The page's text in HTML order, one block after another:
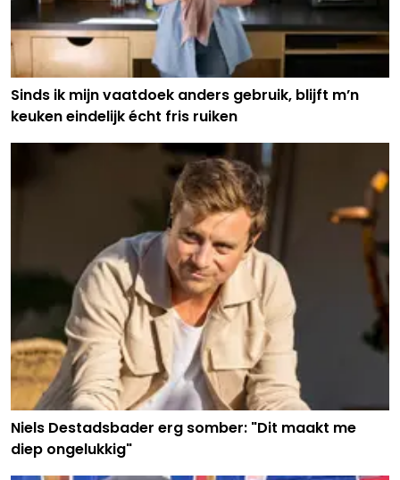
Sinds ik mijn vaatdoek anders gebruik, blijft m’n
keuken eindelijk écht fris ruiken
Niels Destadsbader erg somber: "Dit maakt me
diep ongelukkig"